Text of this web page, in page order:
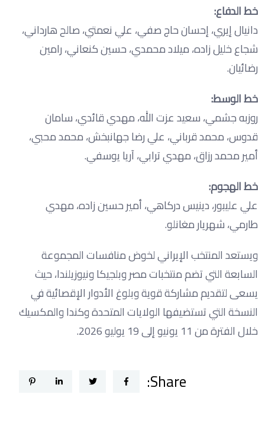
خط الدفاع:
دانيال إيري، إحسان حاج صفي، علي نعمتي، صالح هارداني،
شجاع خليل زاده، ميلاد محمدي، حسين كنعاني، رامين
رضائيان.
خط الوسط:
روزبه جشمي، سعيد عزت الله، مهدي قائدي، سامان
قدوس، محمد قرباني، علي رضا جهانبخش، محمد محبي،
أمير محمد رزاق، مهدي ترابي، آريا يوسفي.
خط الهجوم:
علي عليبور، دينيس دركاهي، أمير حسين زاده، مهدي
طارمي، شهريار مغانلو.
ويستعد المنتخب الإيراني لخوض منافسات المجموعة
السابعة التي تضم منتخبات مصر وبلجيكا ونيوزيلندا، حيث
يسعى لتقديم مشاركة قوية وبلوغ الأدوار الإقصائية في
النسخة التي تستضيفها الولايات المتحدة وكندا والمكسيك
خلال الفترة من 11 يونيو إلى 19 يوليو 2026.
Share: